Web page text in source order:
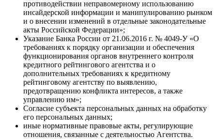
противодействии неправомерному использованию
инсайдерской информации и манипулированию рынком
и о внесении изменений в отдельные законодательные
акты Российской Федерации»;
Указание Банка России от 21.06.2016 г. № 4049-У «О
требованиях к порядку организации и обеспечения
функционирования органов внутреннего контроля
кредитного рейтингового агентства и о
дополнительных требованиях к кредитному
рейтинговому агентству по выявлению,
предотвращению конфликта интересов, а также
управлению им»;
Согласие субъекта персональных данных на обработку
его персональных данных;
иные нормативные правовые акты, регулирующие
отношения, связанные с деятельностью Агентства.